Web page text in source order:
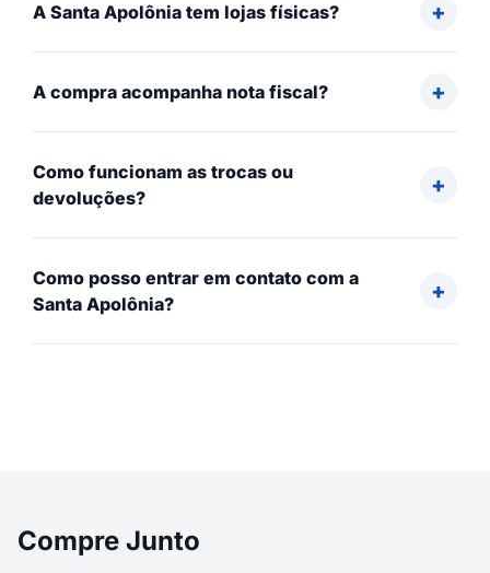
A Santa Apolônia tem lojas físicas?
A compra acompanha nota fiscal?
Como funcionam as trocas ou
devoluções?
Como posso entrar em contato com a
Santa Apolônia?
Compre Junto